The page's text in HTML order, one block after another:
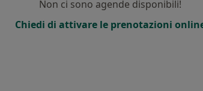
Non ci sono agende disponibili!
Chiedi di attivare le prenotazioni